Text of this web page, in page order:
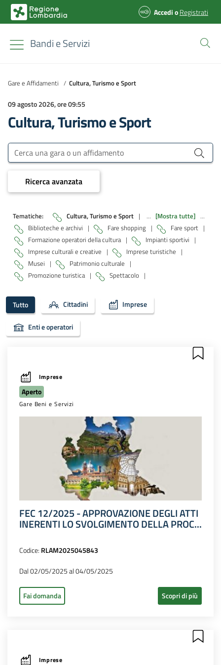
AccedioRegistrati
Bandi e Servizi
Gare e Affidamenti / Cultura, Turismo e Sport
09 agosto 2026, ore 09:55
Cultura, Turismo e Sport
Bandi e Servizi
Cerca una gara o un affidamento
Ricerca avanzata
Tematiche: Cultura, Turismo e Sport | ... [Mostra tutte] ...
Biblioteche e archivi | Fare shopping | Fare sport |
Formazione operatori della cultura | Impianti sportivi |
Imprese culturali e creative | Imprese turistiche |
Musei | Patrimonio culturale |
Promozione turistica | Spettacolo |
Tutto Cittadini Imprese
Enti e operatori
Imprese
Aperto
Gare Beni e Servizi
FEC 12/2025 - APPROVAZIONE DEGLI ATTI
INERENTI LO SVOLGIMENTO DELLA PROC...
Codice: RLAM2025045843
Dal 02/05/2025 al 04/05/2025
Fai domanda Scopri di più
Imprese